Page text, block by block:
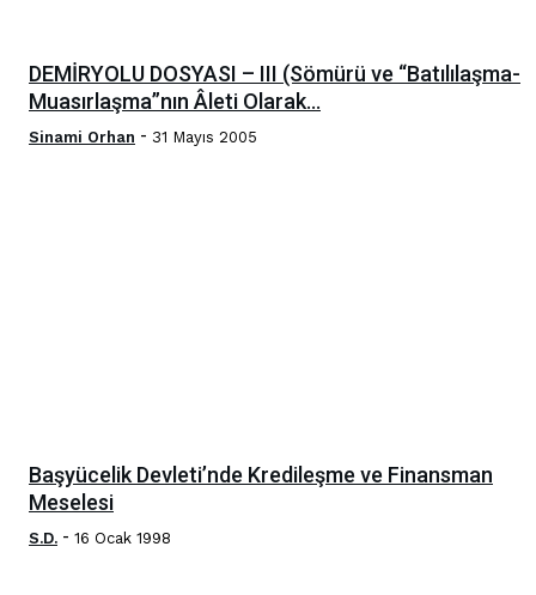
DEMİRYOLU DOSYASI – III (Sömürü ve “Batılılaşma-
Muasırlaşma”nın Âleti Olarak...
Sinami Orhan - 31 Mayıs 2005
Başyücelik Devleti’nde Kredileşme ve Finansman
Meselesi
S.D. - 16 Ocak 1998